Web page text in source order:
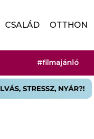
CSALÁD OTTHON
#filmajánló